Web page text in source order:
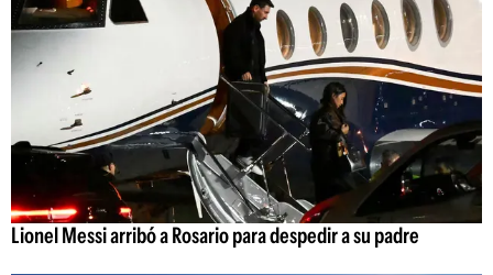
Lionel Messi arribó a Rosario para despedir a su padre